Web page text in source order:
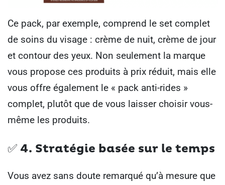
Ce pack, par exemple, comprend le set complet
de soins du visage : crème de nuit, crème de jour
et contour des yeux. Non seulement la marque
vous propose ces produits à prix réduit, mais elle
vous offre également le « pack anti-rides »
complet, plutôt que de vous laisser choisir vous-
même les produits.
✅ 4. Stratégie basée sur le temps
Vous avez sans doute remarqué qu’à mesure que